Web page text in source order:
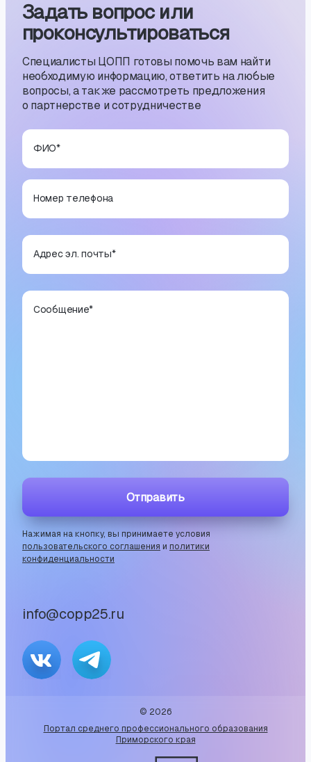
info@copp25.ru
Задать вопрос или
проконсуль­тиро­ваться
Специалисты ЦОПП готовы помочь вам найти
необходимую информацию, ответить на любые
вопросы, а также рассмотреть предложения
о партнерстве и сотрудничестве
ФИО*
Номер телефона
Адрес эл. почты*
Сообщение*
Отправить
Нажимая на кнопку, вы принимаете условия
пользовательского соглашения и политики
конфиденциальности
© 2026
Портал среднего профессионального образования
Приморского края